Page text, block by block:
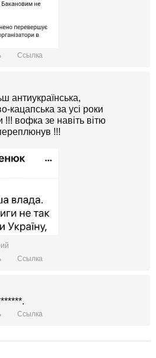
Ссылка
антиукраїнська,
кацапська за усі роки
!!! вофка зе навіть вітю
!!!
Ссылка
Ссылка